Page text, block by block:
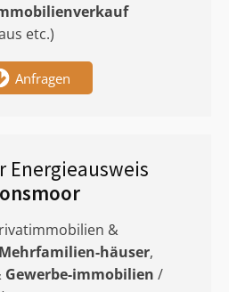
etc.)
Anfragen
Energieausweis
&
Mehrfamilien-häuser,
Gewerbe-immobilien /